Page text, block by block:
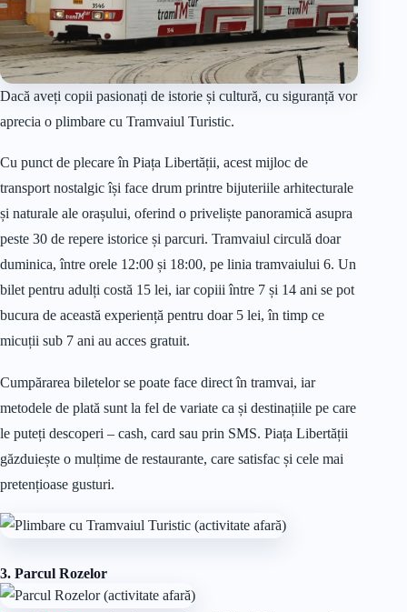
Dacă aveți copii pasionați de istorie și cultură, cu siguranță vor
aprecia o plimbare cu Tramvaiul Turistic.
Cu punct de plecare în Piața Libertății, acest mijloc de
transport nostalgic își face drum printre bijuteriile arhitecturale
și naturale ale orașului, oferind o priveliște panoramică asupra
peste 30 de repere istorice și parcuri. Tramvaiul circulă doar
duminica, între orele 12:00 și 18:00, pe linia tramvaiului 6. Un
bilet pentru adulți costă 15 lei, iar copiii între 7 și 14 ani se pot
bucura de această experiență pentru doar 5 lei, în timp ce
micuții sub 7 ani au acces gratuit.
Cumpărarea biletelor se poate face direct în tramvai, iar
metodele de plată sunt la fel de variate ca și destinațiile pe care
le puteți descoperi – cash, card sau prin SMS. Piața Libertății
găzduiește o mulțime de restaurante, care satisfac și cele mai
pretențioase gusturi.
3. Parcul Rozelor